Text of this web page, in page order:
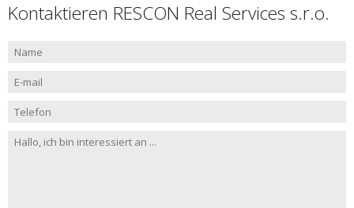
Kontaktieren RESCON Real Services s.r.o.